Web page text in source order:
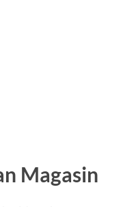
Magasin